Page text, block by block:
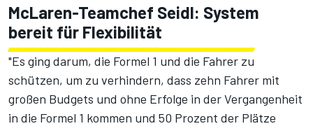
McLaren-Teamchef Seidl: System
bereit für Flexibilität
"Es ging darum, die Formel 1 und die Fahrer zu
schützen, um zu verhindern, dass zehn Fahrer mit
großen Budgets und ohne Erfolge in der Vergangenheit
in die Formel 1 kommen und 50 Prozent der Plätze